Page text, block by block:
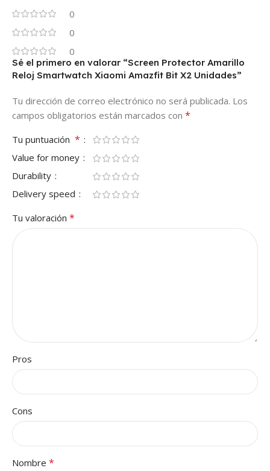
0
0
0
Sé el primero en valorar “Screen Protector Amarillo
Reloj Smartwatch Xiaomi Amazfit Bit X2 Unidades”
Tu dirección de correo electrónico no será publicada. Los
campos obligatorios están marcados con *
Tu puntuación *
Value for money
Durability
Delivery speed
Tu valoración *
Pros
Cons
Nombre *